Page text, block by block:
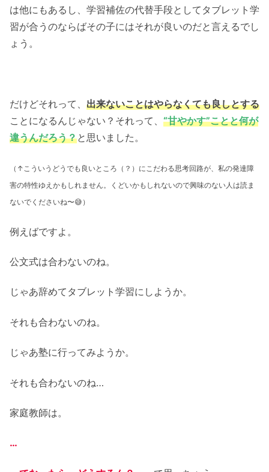
は他にもあるし、学習補佐の代替手段としてタブレット学
習が合うのならばその子にはそれが良いのだと言えるでし
ょう。
だけどそれって、 出来ないことはやらなくても良しとする
ことになるんじゃない？それって、 “甘やかす”ことと何が
違うんだろう？と思いました。
（↑こういうどうでも良いところ（？）にこだわる思考回路が、私の発達障
害の特性ゆえかもしれません。くどいかもしれないので興味のない人は読ま
ないでくださいね〜😅）
例えばですよ。
公文式は合わないのね。
じゃあ辞めてタブレット学習にしようか。
それも合わないのね。
じゃあ塾に行ってみようか。
それも合わないのね…
家庭教師は。
…